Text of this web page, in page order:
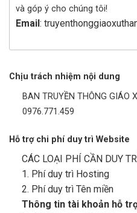
và góp ý cho chúng tôi!
Email :
Chịu trách nhiệm nội dung
BAN TRUYỀN THÔNG GIÁO
0976.771.459
Hỗ trợ chi phí duy trì Website
CÁC LOẠI PHÍ CẦN DUY
1. Phí duy trì Hosting
2. Phí duy trì Tên miền
Thông tin tài khoản hỗ